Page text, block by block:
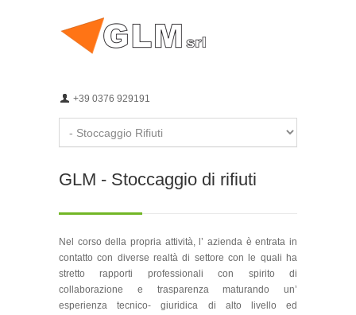
+39 0376 929191
GLM - Stoccaggio di rifiuti
Nel corso della propria attività, l’ azienda è entrata in
contatto con diverse realtà di settore con le quali ha
stretto rapporti professionali con spirito di
collaborazione e trasparenza maturando un’
esperienza tecnico- giuridica di alto livello ed